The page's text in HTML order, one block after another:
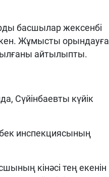
басшылар жексенбі
Жұмысты орындауға
айтылыпты.
Сүйінбаевты күйік
инспекциясының
кінәсі тең екенін